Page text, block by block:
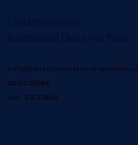
info@balletschoolelmiravanmaris.nl
0651535286
KvK: 73137626